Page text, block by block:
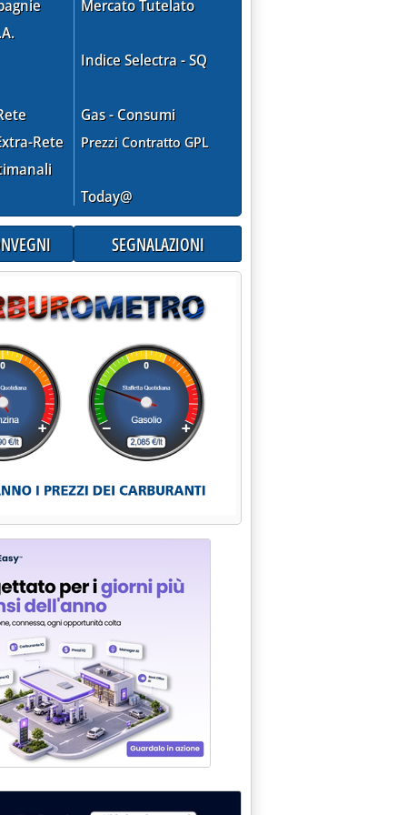
Rete
Mercato Tutelato
Indice Selectra - SQ
Gas - Consumi
Prezzi Contratto GPL
Today@
SEGNALAZIONI